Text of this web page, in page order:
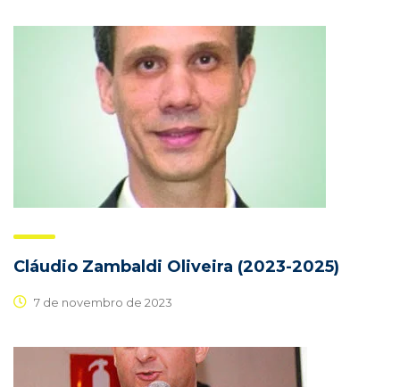
Cláudio Zambaldi Oliveira (2023-2025)
7 de novembro de 2023